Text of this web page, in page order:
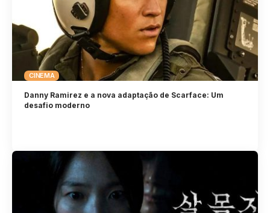
CINEMA
Danny Ramirez e a nova adaptação de Scarface: Um
desafio moderno